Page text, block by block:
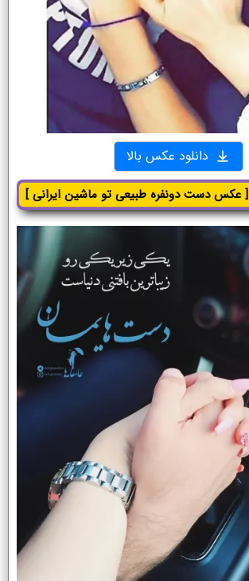
دانلود عکس بالا
[ عکس دست دونفره طبیعی تو ماشین ایرانی ]